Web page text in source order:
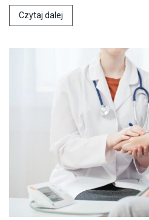
Czytaj dalej